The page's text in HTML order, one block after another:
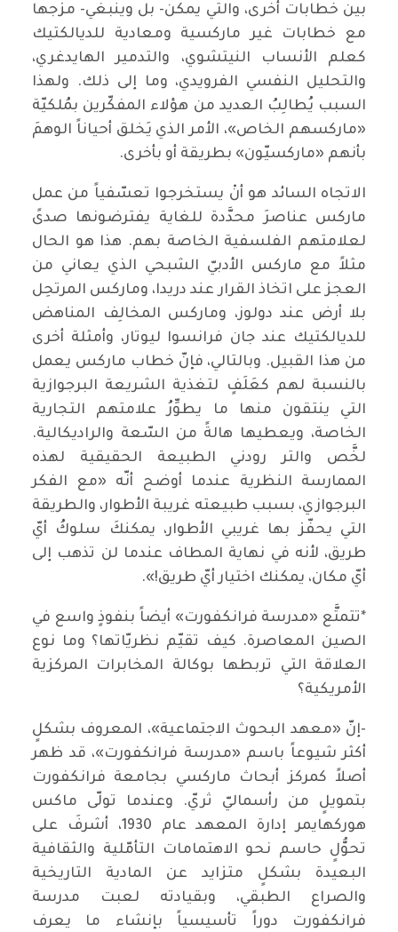
بين خطابات أخرى، والتي يمكن- بل وينبغي- مزجها
مع خطابات غير ماركسية ومعادية للديالكتيك
كعلم الأنساب النيتشوي، والتدمير الهايدغري،
والتحليل النفسي الفرويدي، وما إلى ذلك. ولهذا
السبب يُطالِبُ العديد من هؤلاء المفكّرين بمُلكيّة
«ماركسهم الخاص»، الأمر الذي يَخلق أحياناً الوهمَ
بأنهم «ماركسيّون» بطريقة أو بأخرى.
الاتجاه السائد هو أنْ يستخرجوا تعسّفياً من عمل
ماركس عناصرَ محدَّدة للغاية يفترضونها صدىً
لعلامتهم الفلسفية الخاصة بهم. هذا هو الحال
مثلاً مع ماركس الأدبيّ الشبحي الذي يعاني من
العجز على اتخاذ القرار عند دريدا، وماركس المرتحِل
بلا أرض عند دولوز، وماركس المخالِف المناهض
للديالكتيك عند جان فرانسوا ليوتار، وأمثلة أخرى
من هذا القبيل. وبالتالي، فإنّ خطاب ماركس يعمل
بالنسبة لهم كعَلَفٍ لتغذية الشريعة البرجوازية
التي ينتقون منها ما يطوِّرُ علامتهم التجارية
الخاصة، ويعطيها هالةً من السّعة والراديكالية.
لخَّص والتر رودني الطبيعة الحقيقية لهذه
الممارسة النظرية عندما أوضح أنّه «مع الفكر
البرجوازي، بسبب طبيعته غريبة الأطوار، والطريقة
التي يحفّز بها غريبي الأطوار، يمكنكَ سلوكُ أيّ
طريق، لأنه في نهاية المطاف عندما لن تذهب إلى
أيّ مكان، يمكنك اختيار أيّ طريق!».
*تتمتَّع «مدرسة فرانكفورت» أيضاً بنفوذٍ واسع في
الصين المعاصرة. كيف تقيّم نظريّاتها؟ وما نوع
العلاقة التي تربطها بوكالة المخابرات المركزية
الأمريكية؟
-إنّ «معهد البحوث الاجتماعية»، المعروف بشكلٍ
أكثر شيوعاً باسم «مدرسة فرانكفورت»، قد ظهر
أصلاً كمركز أبحاث ماركسي بجامعة فرانكفورت
بتمويلٍ من رأسماليّ ثريّ. وعندما تولّى ماكس
هوركهايمر إدارة المعهد عام 1930، أشرفَ على
تحوُّلٍ حاسم نحو الاهتمامات التأمّلية والثقافية
البعيدة بشكلٍ متزايد عن المادية التاريخية
والصراع الطبقي، وبقيادته لعبت مدرسة
فرانكفورت دوراً تأسيسياً بإنشاء ما يعرف